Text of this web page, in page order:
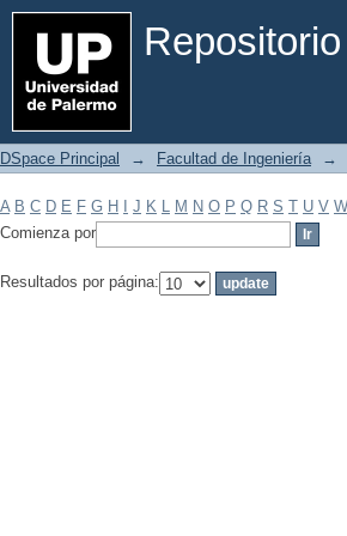
Filtrar por: Materia
DSpace Principal → Facultad de Ingeniería →
A B C D E F G H J K L M N O P Q R S T U V W
Comienza por
Resultados por página: